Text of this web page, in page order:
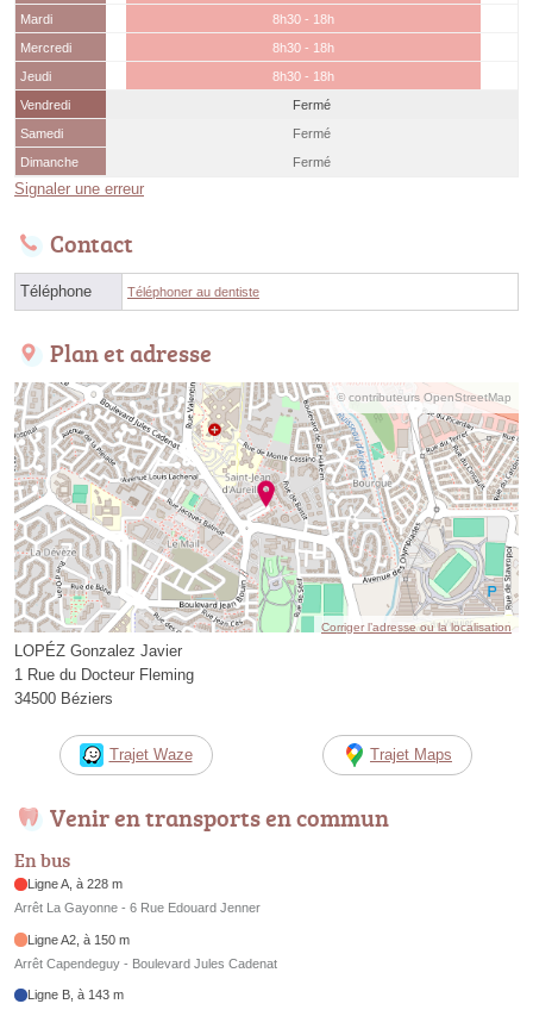
Mardi
8h30 - 18h
Mercredi
8h30 - 18h
Jeudi
8h30 - 18h
Vendredi
Fermé
Samedi
Fermé
Dimanche
Fermé
Signaler une erreur
Contact
Téléphone Téléphoner au dentiste
Plan et adresse
© contributeurs OpenStreetMap
Corriger l’adresse ou la localisation
LOPÉZ Gonzalez Javier
1 Rue du Docteur Fleming
34500 Béziers
Trajet Waze Trajet Maps
Venir en transports en commun
En bus
Ligne A, à 228 m
Arrêt La Gayonne - 6 Rue Edouard Jenner
Ligne A2, à 150 m
Arrêt Capendeguy - Boulevard Jules Cadenat
Ligne B, à 143 m